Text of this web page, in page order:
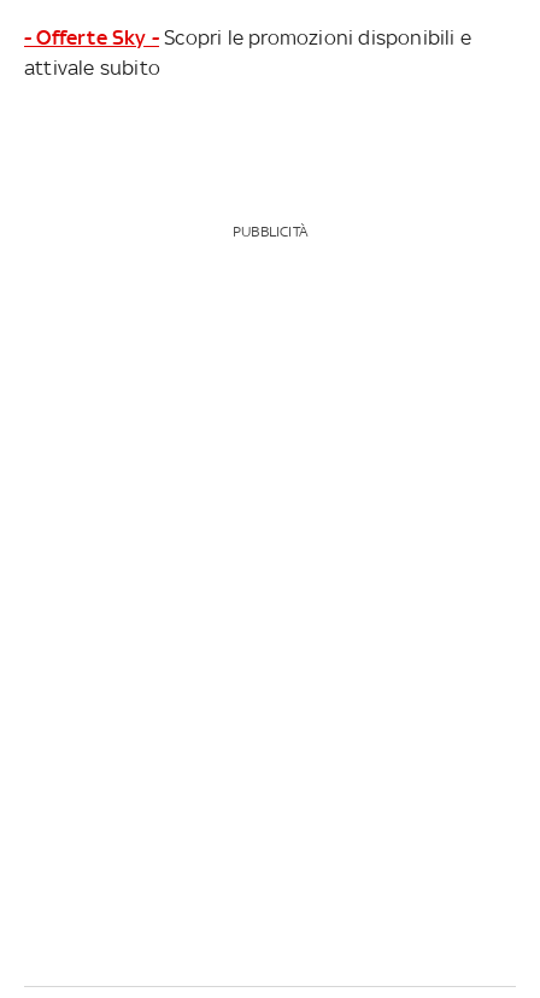
- Offerte Sky - Scopri le promozioni disponibili e
attivale subito
PUBBLICITÀ